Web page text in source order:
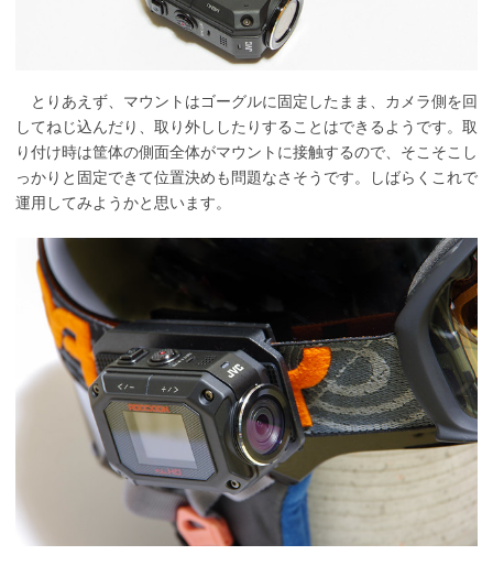
とりあえず、マウントはゴーグルに固定したまま、カメラ側を回
してねじ込んだり、取り外ししたりすることはできるようです。取
り付け時は筐体の側面全体がマウントに接触するので、そこそこし
っかりと固定できて位置決めも問題なさそうです。しばらくこれで
運用してみようかと思います。